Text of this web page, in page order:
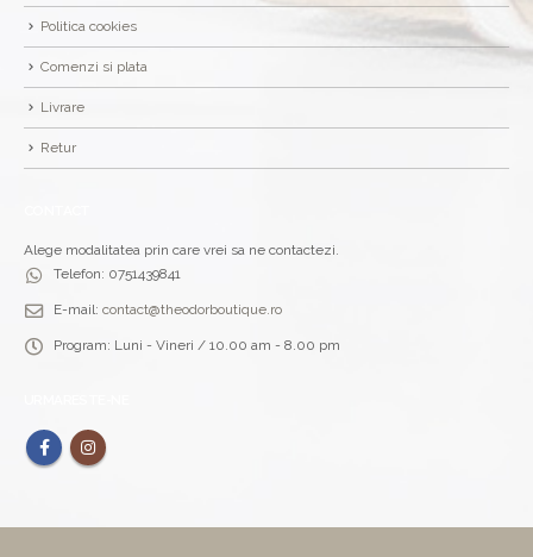
Politica cookies
Comenzi si plata
Livrare
Retur
Alege modalitatea prin care vrei sa ne contactezi.
Telefon: 0751439841
E-mail: contact@theodorboutique.ro
Program: Luni - Vineri / 10.00 am - 8.00 pm